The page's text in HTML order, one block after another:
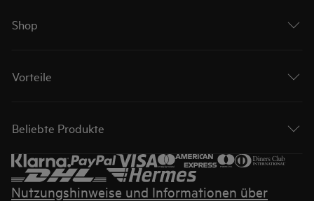
Shop
Vorteile
Beliebte Produkte
Nutzungshinweise und Informationen über